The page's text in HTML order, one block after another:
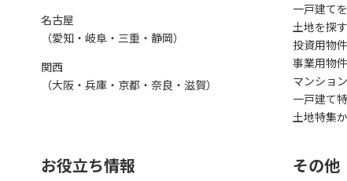
名古屋
（愛知・岐阜・三重・静岡）
関西
（大阪・兵庫・京都・奈良・滋賀）
一戸建て
土地を探す
投資用物
事業用物
マンショ
一戸建て
土地特集
お役立ち情報 その他